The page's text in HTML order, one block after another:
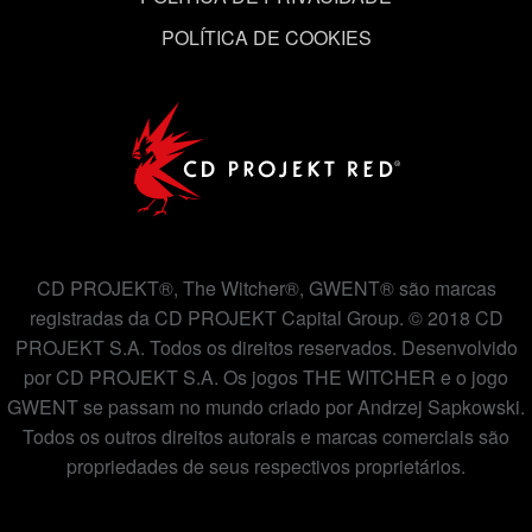
POLÍTICA DE COOKIES
CD PROJEKT®, The Witcher®, GWENT® são marcas
registradas da CD PROJEKT Capital Group. © 2018 CD
PROJEKT S.A. Todos os direitos reservados. Desenvolvido
por CD PROJEKT S.A. Os jogos THE WITCHER e o jogo
GWENT se passam no mundo criado por Andrzej Sapkowski.
Todos os outros direitos autorais e marcas comerciais são
propriedades de seus respectivos proprietários.